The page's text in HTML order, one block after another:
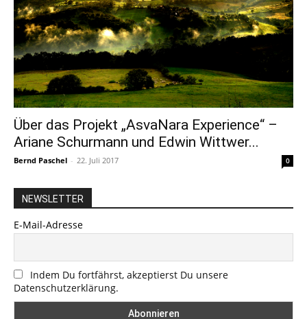
Über das Projekt „AsvaNara Experience“ –
Ariane Schurmann und Edwin Wittwer...
Bernd Paschel - 22. Juli 2017 0
NEWSLETTER
E-Mail-Adresse
Indem Du fortfährst, akzeptierst Du unsere
Datenschutzerklärung.